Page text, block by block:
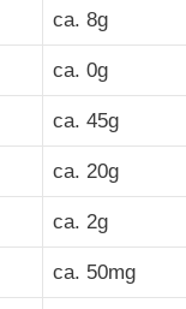
ca. 8g
ca. 0g
ca. 45g
ca. 20g
ca. 2g
ca. 50mg